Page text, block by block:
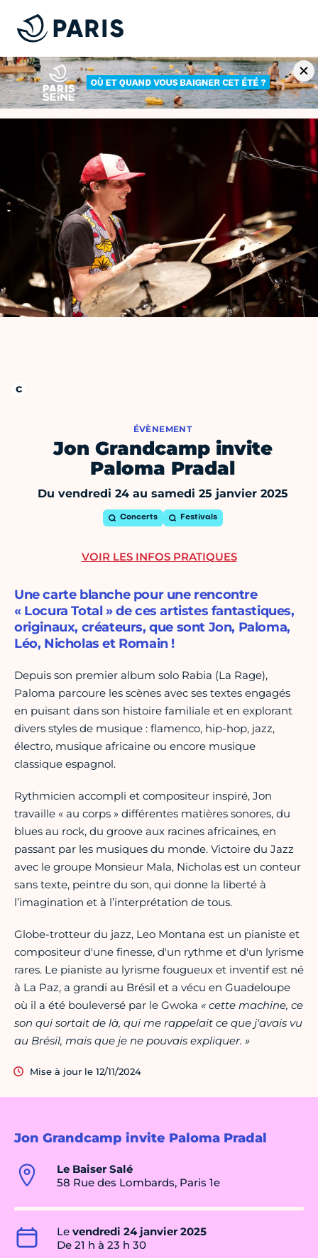
ÉVÈNEMENT
Jon Grandcamp invite
Paloma Pradal
Du vendredi 24 au samedi 25 janvier 2025
Concerts Festivals
Jon Grandcamp invite Paloma Pradal
Le Baiser Salé
58 Rue des Lombards, Paris 1e
Le vendredi 24 janvier 2025
De 21 h à 23 h 30
Une carte blanche pour une rencontre
« Locura Total » de ces artistes fantastiques,
originaux, créateurs, que sont Jon, Paloma,
Léo, Nicholas et Romain !
Depuis son premier album solo Rabia (La Rage),
Paloma parcoure les scènes avec ses textes engagés
en puisant dans son histoire familiale et en explorant
divers styles de musique : flamenco, hip-hop, jazz,
électro, musique africaine ou encore musique
classique espagnol.
Rythmicien accompli et compositeur inspiré, Jon
travaille « au corps » différentes matières sonores, du
blues au rock, du groove aux racines africaines, en
passant par les musiques du monde. Victoire du Jazz
avec le groupe Monsieur Mala, Nicholas est un conteur
sans texte, peintre du son, qui donne la liberté à
l’imagination et à l’interprétation de tous.
Globe-trotteur du jazz, Leo Montana est un pianiste et
compositeur d'une finesse, d'un rythme et d'un lyrisme
rares. Le pianiste au lyrisme fougueux et inventif est né
à La Paz, a grandi au Brésil et a vécu en Guadeloupe
où il a été bouleversé par le Gwoka « cette machine, ce
son qui sortait de là, qui me rappelait ce que j'avais vu
au Brésil, mais que je ne pouvais expliquer. »
Mise à jour le 12/11/2024
VOIR LES INFOS PRATIQUES